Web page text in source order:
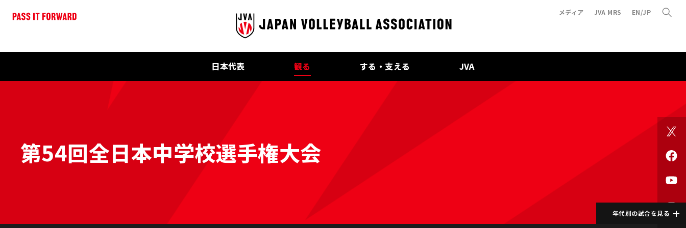
メディア JVA MRS EN/JP
日本代表 観る する・支える JVA
第54回全日本中学校選手権大会
年代別の試合を見る